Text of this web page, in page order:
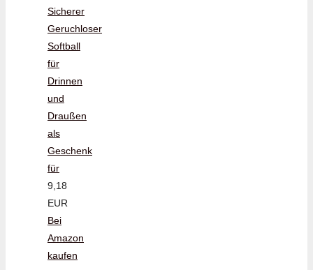
Sicherer
Geruchloser
Softball
für
Drinnen
und
Draußen
als
Geschenk
für
9,18
EUR
Bei
Amazon
kaufen